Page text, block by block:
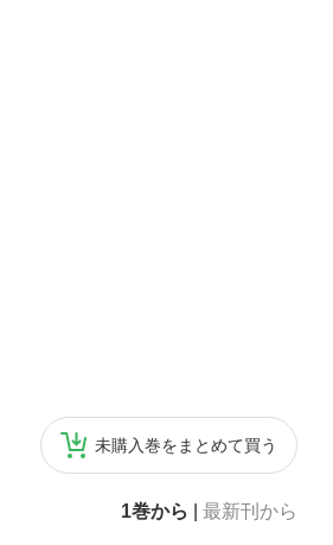
未購入巻をまとめて買う
1巻から 最新刊から